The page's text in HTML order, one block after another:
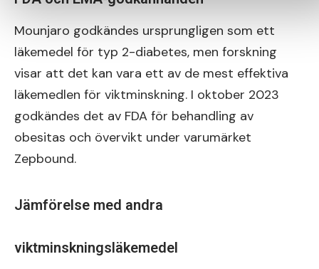
Mounjaro godkändes ursprungligen som ett
läkemedel för typ 2-diabetes, men forskning
visar att det kan vara ett av de mest effektiva
läkemedlen för viktminskning. I oktober 2023
godkändes det av FDA för behandling av
obesitas och övervikt under varumärket
Zepbound.
Jämförelse med andra
viktminskningsläkemedel